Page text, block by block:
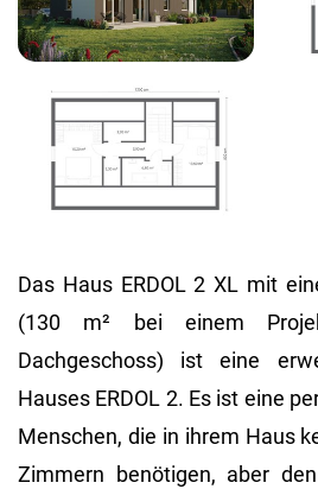
Das Haus ERDOL 2 XL mit
(130 m² bei einem
Dachgeschoss) ist eine
Hauses ERDOL 2. Es ist eine
Menschen, die in ihrem Haus
Zimmern benötigen, aber